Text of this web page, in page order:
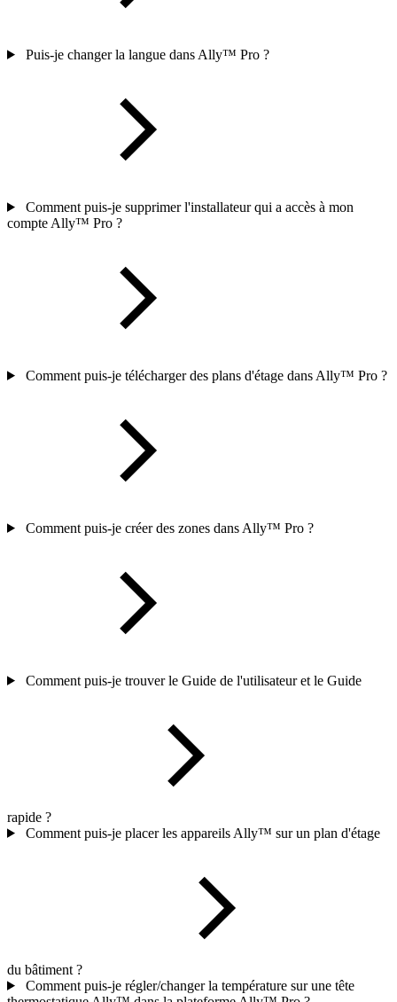
Puis-je changer la langue dans Ally™ Pro ?
Comment puis-je supprimer l'installateur qui a accès à mon
compte Ally™ Pro ?
Comment puis-je télécharger des plans d'étage dans Ally™ Pro ?
Comment puis-je créer des zones dans Ally™ Pro ?
Comment puis-je trouver le Guide de l'utilisateur et le Guide
rapide ?
Comment puis-je placer les appareils Ally™ sur un plan d'étage
du bâtiment ?
Comment puis-je régler/changer la température sur une tête